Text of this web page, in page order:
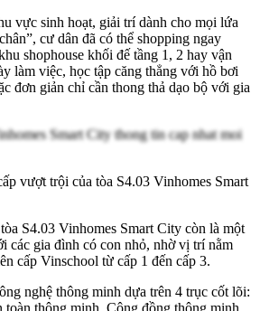
vực sinh hoạt, giải trí dành cho mọi lứa
cư dân đã có thể shopping ngay
shophouse khối đế tầng 1, 2 hay vận
làm việc, học tập căng thẳng với hồ bơi
đơn giản chỉ cần thong thả dạo bộ với gia
vượt trội của tòa S4.03 Vinhomes Smart
S4.03 Vinhomes Smart City còn là một
các gia đình có con nhỏ, nhờ vị trí nằm
cấp Vinschool từ cấp 1 đến cấp 3.
nghệ thông minh dựa trên 4 trục cốt lõi:
thông minh, Cộng đồng thông minh,